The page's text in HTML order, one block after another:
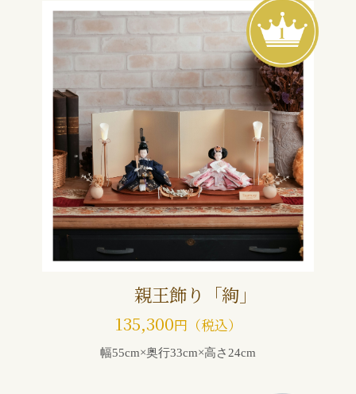
親王飾り「絢」
135,300円（税込）
幅55cm×奥行33cm×高さ24cm